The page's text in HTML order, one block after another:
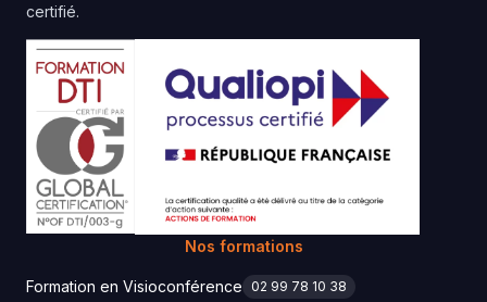
certifié.
Nos formations
Formation en Visioconférence 02 99 78 10 38